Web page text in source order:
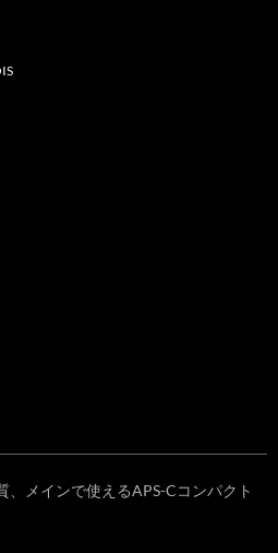
、メインで使えるAPS-Cコンパクト